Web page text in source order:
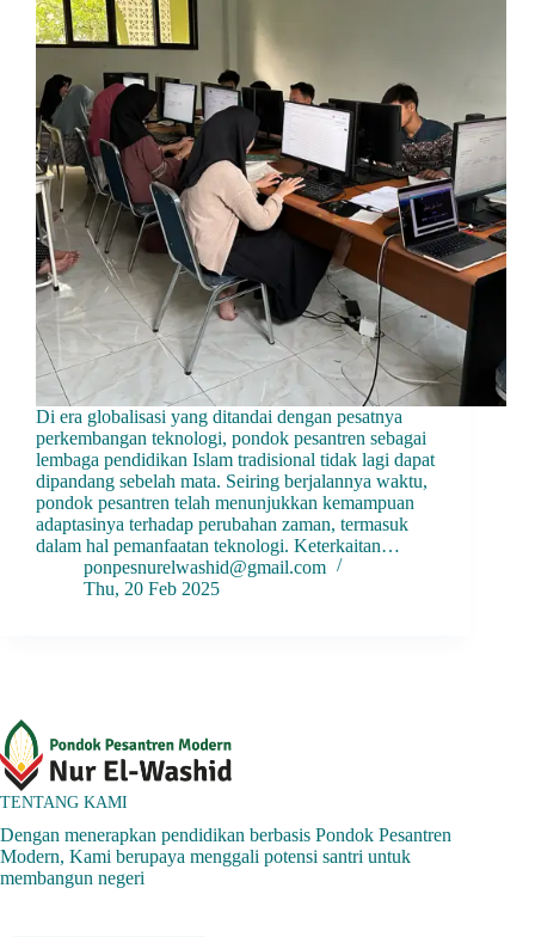
Di era globalisasi yang ditandai dengan pesatnya
perkembangan teknologi, pondok pesantren sebagai
lembaga pendidikan Islam tradisional tidak lagi dapat
dipandang sebelah mata. Seiring berjalannya waktu,
pondok pesantren telah menunjukkan kemampuan
adaptasinya terhadap perubahan zaman, termasuk
dalam hal pemanfaatan teknologi. Keterkaitan…
ponpesnurelwashid@gmail.com
Thu, 20 Feb 2025
TENTANG KAMI
Dengan menerapkan pendidikan berbasis Pondok Pesantren
Modern, Kami berupaya menggali potensi santri untuk
membangun negeri